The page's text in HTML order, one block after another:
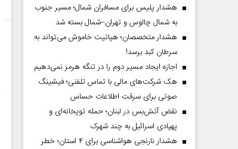
هشدار پلیس برای مسافران شمال؛ مسیر جنوب
به شمال چالوس و تهران–شمال بسته شد
هشدار متخصصان؛ هپاتیت خاموش می‌تواند به
سرطان کبد برسد!
اجازه ایجاد مسیر دوم را در تنگه هرمز نمی‌دهیم
هک شرکت‌های مالی با تماس تلفنی؛ فیشینگ
صوتی برای سرقت اطلاعات حساس
نقض آتش‌بس در لبنان؛ حمله توپخانه‌ای و
پهپادی اسرائیل به چند شهرک
هشدار نارنجی هواشناسی برای ۴ استان؛ خطر